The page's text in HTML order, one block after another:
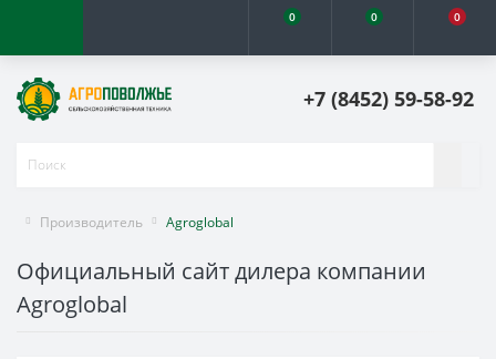
0 0 0
+7 (8452) 59-58-92
Производитель Agroglobal
Официальный сайт дилера компании
Agroglobal